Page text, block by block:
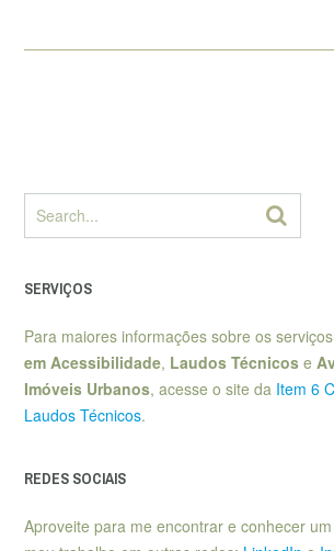
SERVIÇOS
Para maiores informações sobre os
em Acessibilidade, Laudos Técnicos e
Imóveis Urbanos, acesse o site da Item 6
Laudos Técnicos.
REDES SOCIAIS
Aproveite para me encontrar e conhecer